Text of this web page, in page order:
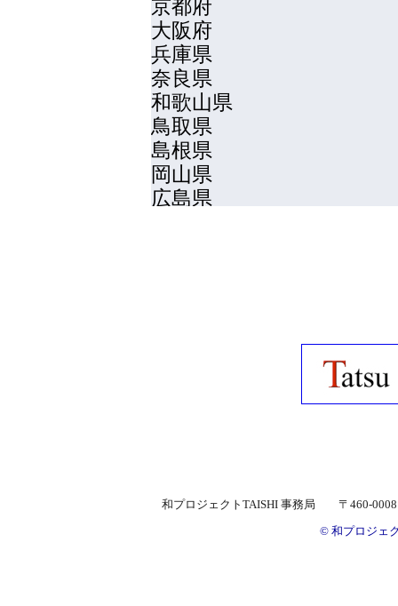
和プロジェクトTAISHI 事務局 〒460-0008
© 和プロジェ